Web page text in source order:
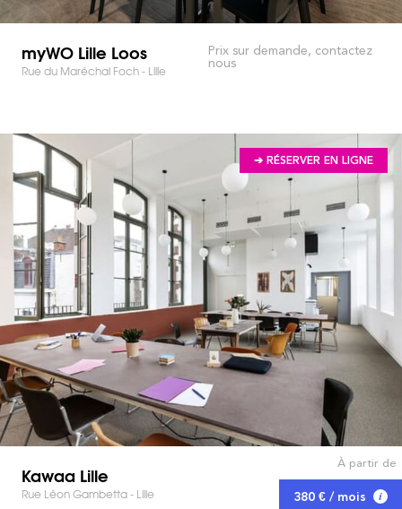
myWO Lille Loos
Rue du Maréchal Foch - Lille
Prix sur demande, contactez
nous
➔ RÉSERVER EN LIGNE
Kawaa Lille
Rue Léon Gambetta - Lille
À partir de
380 € / mois